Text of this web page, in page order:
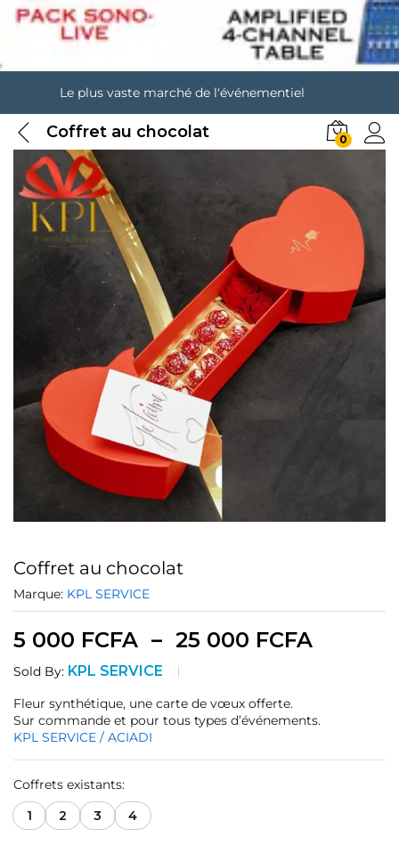
Le plus vaste marché de l'événementiel
Coffret au chocolat 0
Coffret au chocolat
Marque: KPL SERVICE
5 000 FCFA – 25 000 FCFA
Sold By: KPL SERVICE
Fleur synthétique, une carte de vœux offerte.
Sur commande et pour tous types d’événements.
KPL SERVICE / ACIADI
Coffrets existants:
1
2 3 4